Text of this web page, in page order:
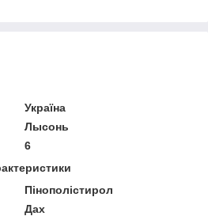
Україна
Лысонь
6
Пінополістирол
Дах